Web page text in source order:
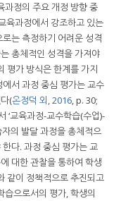
과정의 주요 개정 방향 중
육과정에서 강조하고 있는
는 측정하기 어려운 성격
총체적인 성격을 가져야
평가 방식은 한계를 가지
서 과정 중심 평가는 교수
(온정덕 외, 2016, p. 30;
‘교육과정-교수학습(수업)-
의 발달 과정을 총체적으
다. 과정 중심 평가는 교
대한 관찰을 통하여 학생
같이 정책적으로 추진되고
으로서의 평가, 학생의